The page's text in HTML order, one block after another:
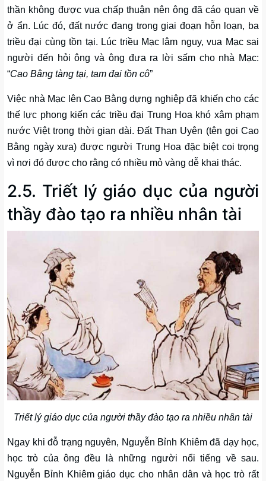
thần không được vua chấp thuận nên ông đã cáo quan về
ở ẩn. Lúc đó, đất nước đang trong giai đoạn hỗn loạn, ba
triều đại cùng tồn tại. Lúc triều Mạc lâm nguy, vua Mạc sai
người đến hỏi ông và ông đưa ra lời sấm cho nhà Mạc:
“Cao Bằng tàng tại, tam đại tồn cô”
Việc nhà Mạc lên Cao Bằng dựng nghiệp đã khiến cho các
thế lực phong kiến các triều đại Trung Hoa khó xâm phạm
nước Việt trong thời gian dài. Đất Than Uyên (tên gọi Cao
Bằng ngày xưa) được người Trung Hoa đặc biệt coi trọng
vì nơi đó được cho rằng có nhiều mỏ vàng dễ khai thác.
2.5. Triết lý giáo dục của người
thầy đào tạo ra nhiều nhân tài
Triết lý giáo dục của người thầy đào tạo ra nhiều nhân tài
Ngay khi đỗ trạng nguyên, Nguyễn Bỉnh Khiêm đã dạy học,
học trò của ông đều là những người nổi tiếng về sau.
Nguyễn Bỉnh Khiêm giáo dục cho nhân dân và học trò rất